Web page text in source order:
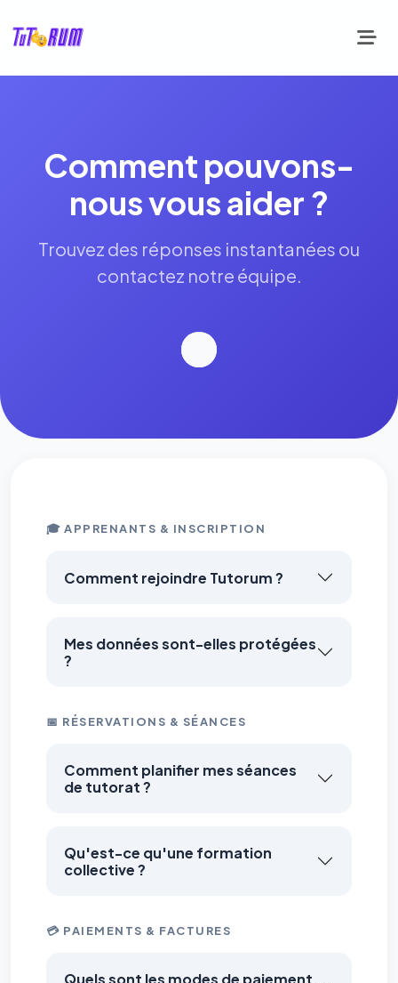
Comment pouvons-
nous vous aider ?
Trouvez des réponses instantanées ou
contactez notre équipe.
🎓 APPRENANTS & INSCRIPTION
Comment rejoindre Tutorum ?
Mes données sont-elles protégées
?
📅 RÉSERVATIONS & SÉANCES
Comment planifier mes séances
de tutorat ?
Qu'est-ce qu'une formation
collective ?
💳 PAIEMENTS & FACTURES
Quels sont les modes de paiement